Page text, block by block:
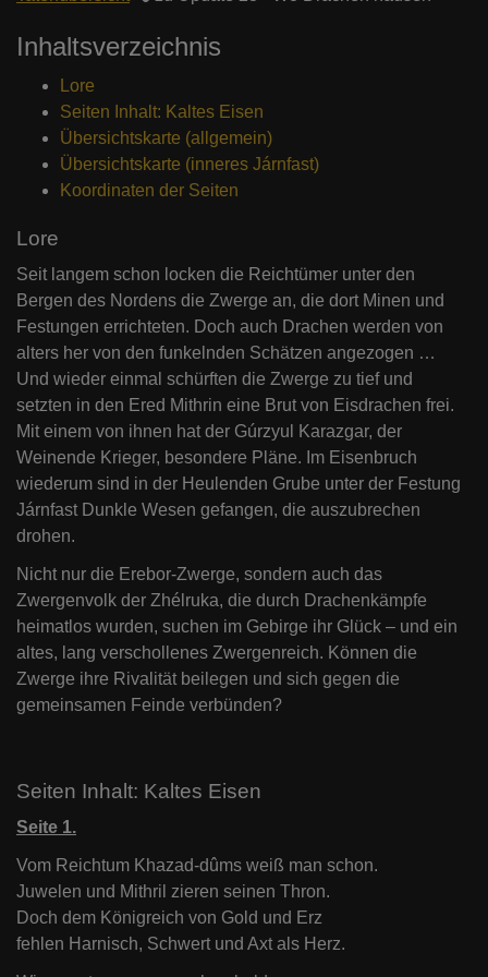
Inhaltsverzeichnis
Lore
Seiten Inhalt: Kaltes Eisen
Übersichtskarte (allgemein)
Übersichtskarte (inneres Járnfast)
Koordinaten der Seiten
Lore
Seit langem schon locken die Reichtümer unter den
Bergen des Nordens die Zwerge an, die dort Minen und
Festungen errichteten. Doch auch Drachen werden von
alters her von den funkelnden Schätzen angezogen …
Und wieder einmal schürften die Zwerge zu tief und
setzten in den Ered Mithrin eine Brut von Eisdrachen frei.
Mit einem von ihnen hat der Gúrzyul Karazgar, der
Weinende Krieger, besondere Pläne. Im Eisenbruch
wiederum sind in der Heulenden Grube unter der Festung
Járnfast Dunkle Wesen gefangen, die auszubrechen
drohen.
Nicht nur die Erebor-Zwerge, sondern auch das
Zwergenvolk der Zhélruka, die durch Drachenkämpfe
heimatlos wurden, suchen im Gebirge ihr Glück – und ein
altes, lang verschollenes Zwergenreich. Können die
Zwerge ihre Rivalität beilegen und sich gegen die
gemeinsamen Feinde verbünden?
Seiten Inhalt: Kaltes Eisen
Seite 1.
Vom Reichtum Khazad-dûms weiß man schon.
Juwelen und Mithril zieren seinen Thron.
Doch dem Königreich von Gold und Erz
fehlen Harnisch, Schwert und Axt als Herz.